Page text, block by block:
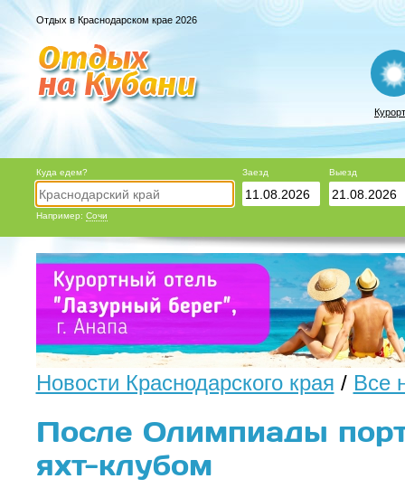
Отдых в Краснодарском крае 2026
Куда едем?
Например: Сочи
Заезд Выезд
Новости Краснодарского края / Все
После Олимпиады
яхт-клубом